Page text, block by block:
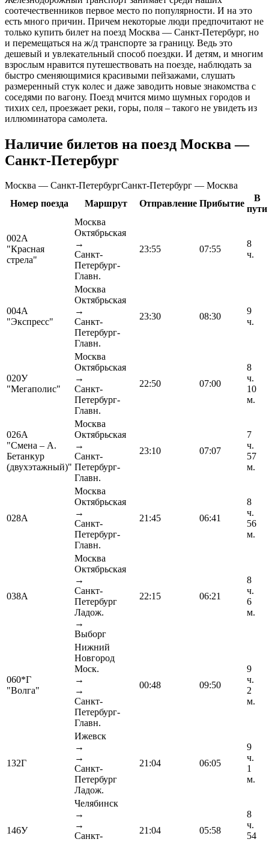
соотечественников первое место по популярности. И на это
есть много причин. Причем некоторые люди предпочитают не
только купить билет на поезд Москва — Санкт-Петербург, но
и перемещаться на ж/д транспорте за границу. Ведь это
дешевый и увлекательный способ поездки. И детям, и многим
взрослым нравится путешествовать на поезде, наблюдать за
быстро сменяющимися красивыми пейзажами, слушать
размеренный стук колес и даже заводить новые знакомства с
соседями по вагону. Поезд мчится мимо шумных городов и
тихих сел, проезжает реки, горы, поля – такого не увидеть из
иллюминатора самолета.
Наличие билетов на поезд Москва —
Санкт-Петербург
Москва — Санкт-ПетербургСанкт-Петербург — Москва
Номер поезда
Маршрут Отправление Прибытие
В
пути
002А
"Красная
стрела"
Москва
Октябрьская
→
Санкт-
Петербург-
Главн.
23:55 07:55
8
ч.
004А
"Экспресс"
Москва
Октябрьская
→
Санкт-
Петербург-
Главн.
23:30 08:30
9
ч.
020У
"Мегаполис"
Москва
Октябрьская
→
Санкт-
Петербург-
Главн.
22:50 07:00
8
ч.
10
м.
026А
"Смена – А.
Бетанкур
(двухэтажный)"
Москва
Октябрьская
→
Санкт-
Петербург-
Главн.
23:10 07:07
7
ч.
57
м.
028А
Москва
Октябрьская
→
Санкт-
Петербург-
Главн.
21:45 06:41
8
ч.
56
м.
038А
Москва
Октябрьская
→
Санкт-
Петербург
Ладож.
→
Выборг
22:15 06:21
8
ч.
6
м.
060*Г
"Волга"
Нижний
Новгород
Моск.
→
→
Санкт-
Петербург-
Главн.
00:48 09:50
9
ч.
2
м.
132Г
Ижевск
→
→
Санкт-
Петербург
Ладож.
21:04 06:05
9
ч.
1
м.
146У
Челябинск
→
→
Санкт-
21:04 05:58
8
ч.
54